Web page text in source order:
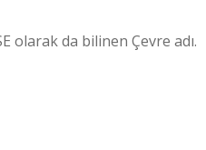
olarak da bilinen Çevre adı.